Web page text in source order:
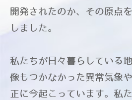
開発されたのか、その原点
しました。
私たちが日々暮らしている
像もつかなかった異常気象
正に今起こっています。私